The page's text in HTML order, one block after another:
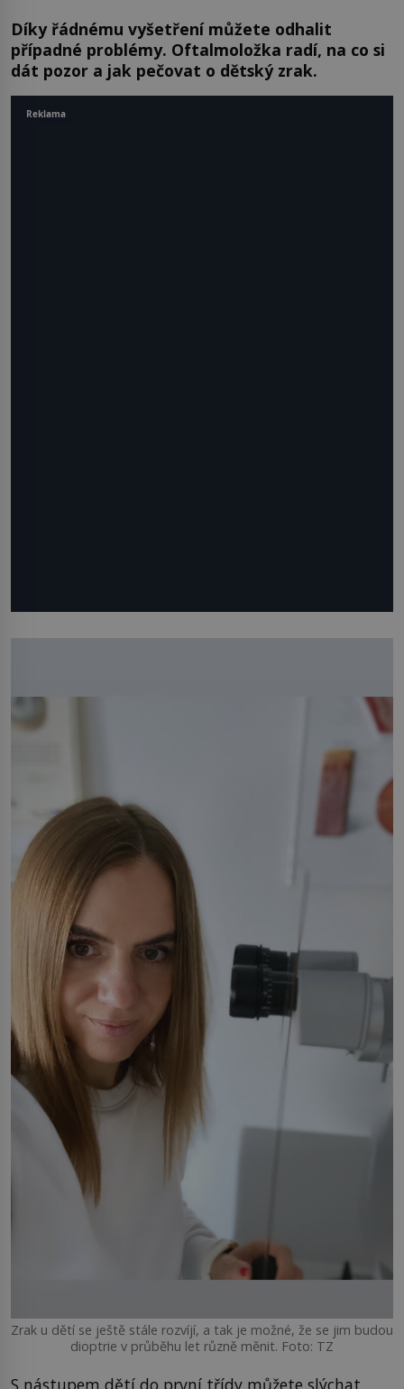
Díky řádnému vyšetření můžete odhalit
případné problémy. Oftalmoložka radí, na co si
dát pozor a jak pečovat o dětský zrak.
Zrak u dětí se ještě stále rozvíjí, a tak je možné, že se jim budou
dioptrie v průběhu let různě měnit. Foto: TZ
S nástupem dětí do první třídy můžete slýchat
Reklama